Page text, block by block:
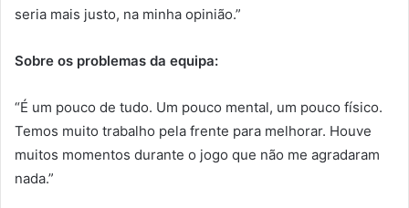
seria mais justo, na minha opinião.”
Sobre os problemas da equipa:
“É um pouco de tudo. Um pouco mental, um pouco físico.
Temos muito trabalho pela frente para melhorar. Houve
muitos momentos durante o jogo que não me agradaram
nada.”